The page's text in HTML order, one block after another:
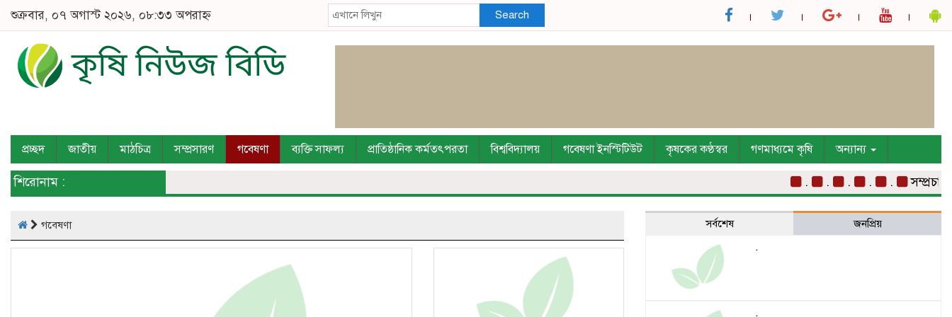
শুক্রবার, ০৭ অগাস্ট ২০২৬, ০৮:৩৩ অপরাহ্ন Search
প্রচ্ছদ জাতীয় মাঠচিত্র সম্প্রসারণ গবেষণা ব্যক্তি সাফল্য প্রাতিষ্ঠানিক কর্মতৎপরতা বিশ্ববিদ্যালয় গবেষণা ইনস্টিটিউট কৃষকের কণ্ঠস্বর গণমাধ্যমে কৃষি অন্যান্য
শিরোনাম : . . . . . সম্প্রচার
গবেষণা সর্বশেষ জনপ্রিয়
.
.